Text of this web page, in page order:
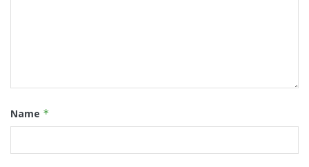
Name *